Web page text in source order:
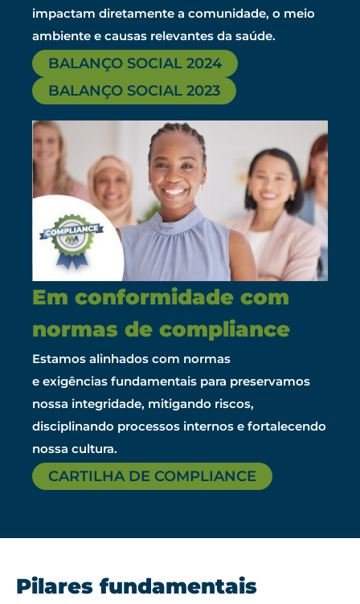
impactam diretamente a comunidade, o meio
ambiente e causas relevantes da saúde.
BALANÇO SOCIAL 2024
BALANÇO SOCIAL 2023
Em conformidade com
normas de compliance
Estamos alinhados com normas
e exigências fundamentais para preservamos
nossa integridade, mitigando riscos,
disciplinando processos internos e fortalecendo
nossa cultura.
CARTILHA DE COMPLIANCE
Pilares fundamentais